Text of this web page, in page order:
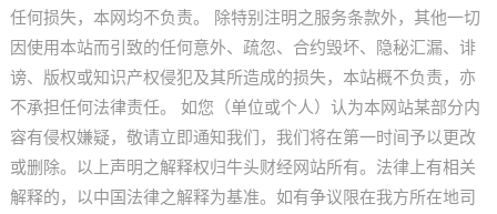
任何损失，本网均不负责。 除特别注明之服务条款外，其他一切
因使用本站而引致的任何意外、疏忽、合约毁坏、隐秘汇漏、诽
谤、版权或知识产权侵犯及其所造成的损失，本站概不负责，亦
不承担任何法律责任。 如您（单位或个人）认为本网站某部分内
容有侵权嫌疑，敬请立即通知我们，我们将在第一时间予以更改
或删除。以上声明之解释权归牛头财经网站所有。法律上有相关
解释的，以中国法律之解释为基准。如有争议限在我方所在地司